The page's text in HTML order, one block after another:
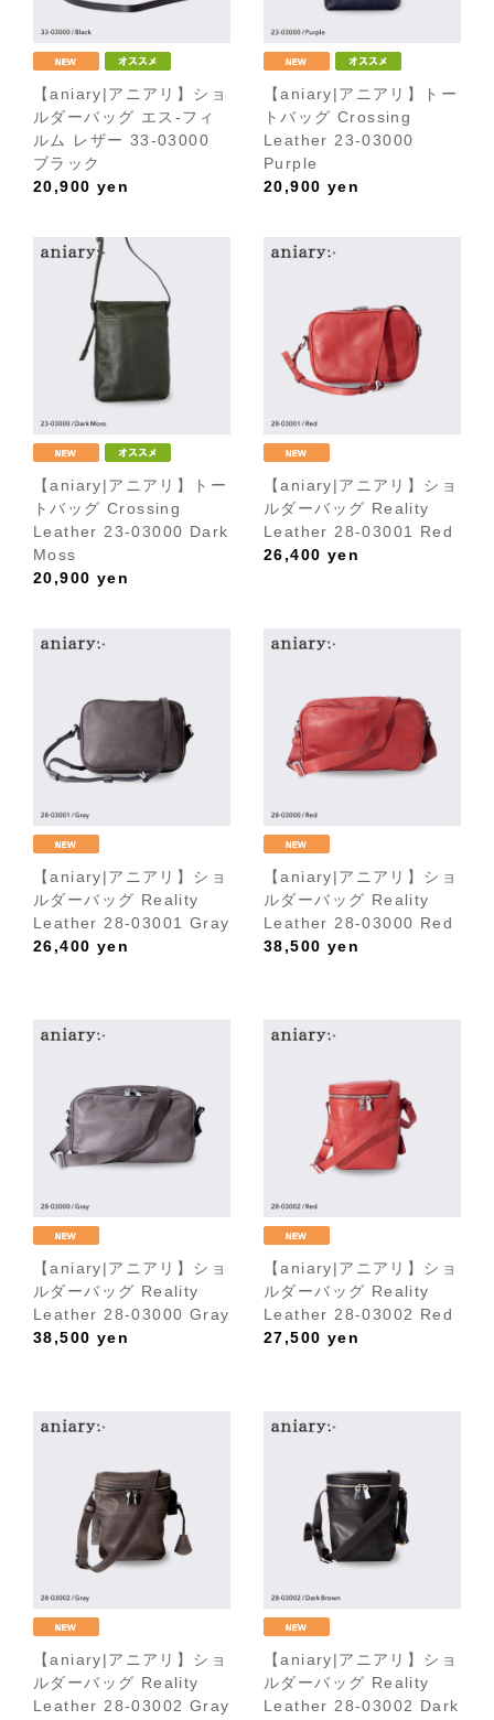
【aniary|アニアリ】ショ
ルダーバッグ エス-フィ
ルム レザー 33-03000
ブラック
20,900 yen
【aniary|アニアリ】トー
トバッグ Crossing
Leather 23-03000
Purple
20,900 yen
【aniary|アニアリ】トー
トバッグ Crossing
Leather 23-03000 Dark
Moss
20,900 yen
【aniary|アニアリ】ショ
ルダーバッグ Reality
Leather 28-03001 Red
26,400 yen
【aniary|アニアリ】ショ
ルダーバッグ Reality
Leather 28-03001 Gray
26,400 yen
【aniary|アニアリ】ショ
ルダーバッグ Reality
Leather 28-03000 Red
38,500 yen
【aniary|アニアリ】ショ
ルダーバッグ Reality
Leather 28-03000 Gray
38,500 yen
【aniary|アニアリ】ショ
ルダーバッグ Reality
Leather 28-03002 Red
27,500 yen
【aniary|アニアリ】ショ
ルダーバッグ Reality
Leather 28-03002 Gray
【aniary|アニアリ】ショ
ルダーバッグ Reality
Leather 28-03002 Dark